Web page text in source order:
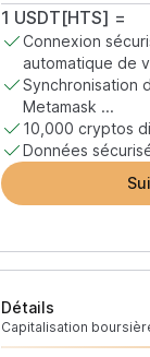
1 USDT[HTS] =
Connexion
automatique de
Synchronisation
Metamask ...
10,000 cryptos
Données
Détails
Capitalisation